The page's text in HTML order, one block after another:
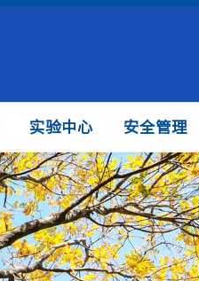
实验中心 安全管理